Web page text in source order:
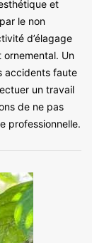
et
le non
d’élagage
Un
accidents faute
un travail
de ne pas
professionnelle.